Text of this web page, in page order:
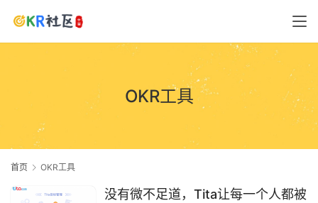
OKR工具
首页 OKR工具
没有微不足道，Tita让每一个人都被